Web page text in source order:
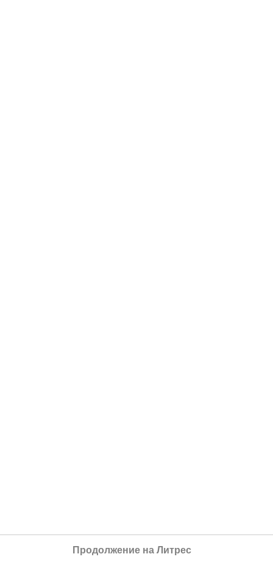
Продолжение на Литрес